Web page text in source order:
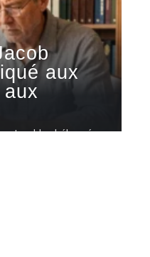
aux
un blog hébergé